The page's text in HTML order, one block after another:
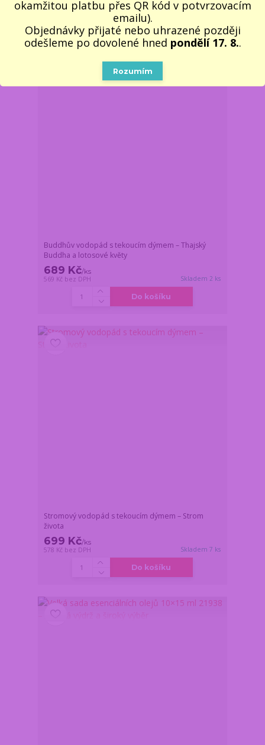
685 Kčbez DPH Skladem 1 ks
Do košíku
Buddhův vodopád s tekoucím dýmem – Thajský
Buddha a lotosové květy
689 Kč/ks
569 Kč bez DPH Skladem 2 ks
Do košíku
Stromový vodopád s tekoucím dýmem – Strom
života
699 Kč/ks
578 Kč bez DPH Skladem 7 ks
Do košíku
okamžitou platbu přes QR kód v potvrzovacím
emailu).
Objednávky přijaté nebo uhrazené později
odešleme po dovolené hned pondělí 17. 8..
Rozumím